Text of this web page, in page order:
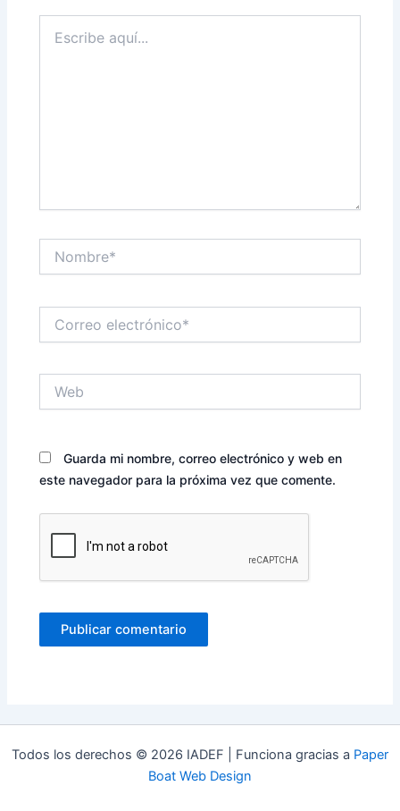
aquí...
electrónico*
Guarda mi nombre, correo electrónico y web en
este navegador para la próxima vez que comente.
Todos los derechos © 2026 IADEF | Funciona gracias a Paper
Boat Web Design